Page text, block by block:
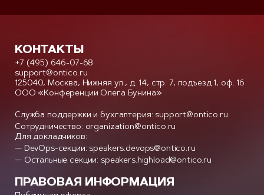
КОНТАКТЫ
+7 (495) 646-07-68
support@ontico.ru
125040, Москва, Нижняя ул., д. 14, стр. 7, подъезд 1, оф. 16
ООО «Конференции Олега Бунина»
Служба поддержки и бухгалтерия: support@ontico.ru
Сотрудничество: organization@ontico.ru
Для докладчиков:
— DevOps-секции: speakers.devops@ontico.ru
— Остальные секции: speakers.highload@ontico.ru
ПРАВОВАЯ ИНФОРМАЦИЯ